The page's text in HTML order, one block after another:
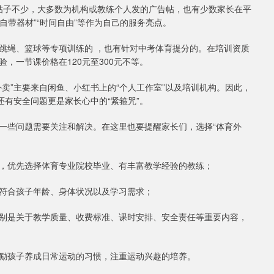
不少，大多数为机构或教练个人发的广告帖，也有少数家长在平
器材”“时间自由”等作为自己的服务亮点。
、篮球等专项训练的 ，也有针对中考体育提分的。在培训资质
一节课价格在120元至300元不等。
主要来自闲鱼、小红书上的“个人工作室”以及培训机构。因此，
安全问题更是家长心中的“紧箍咒”。
问题需要关注和解决。在这里也要提醒家长们，选择“体育外
先选择体育专业院校毕业、有丰富教学经验的教练；
孩子年龄、身体状况以及学习需求；
关于教学质量、收费标准、课时安排、安全责任等重要内容，
子养成日常运动的习惯，注重运动兴趣的培养。